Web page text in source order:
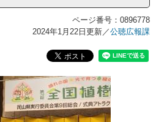
ページ番号：0896778
2024年1月22日更新／公聴広報課